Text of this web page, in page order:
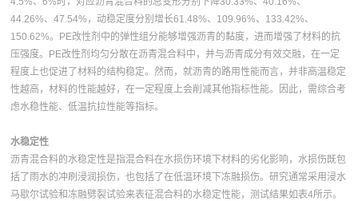
44.26%、47.54%，动稳定度分别增长61.48%、109.96%、133.42%、
150.62%。PE改性剂中的弹性组分能够增强沥青的黏度，进而增强了材料的抗
压强度。PE改性剂均匀分散在沥青混合料中，并与沥青成分有效交融，在一定
程度上也促进了材料的结构稳定。然而，就沥青的路用性能而言，并非高温稳定
性越高，材料的性能越好，在一定程度上会削减其他指标性能。因此，需综合考
虑水稳性能、低温抗拉性能等指标。
水稳定性
沥青混合料的水稳定性是指混合料在水损伤环境下材料的劣化影响，水损伤既包
括了雨水的冲刷浸润损伤，也包括了在低温环境下冻融损伤。研究通常采用浸水
马歇尔试验和冻融劈裂试验来表征混合料的水稳定性能，测试结果如表4所示。